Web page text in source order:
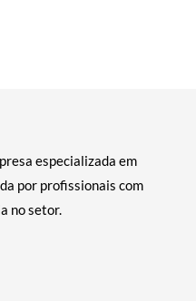
especializada em
por profissionais com
no setor.